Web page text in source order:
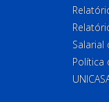
Salarial
Política